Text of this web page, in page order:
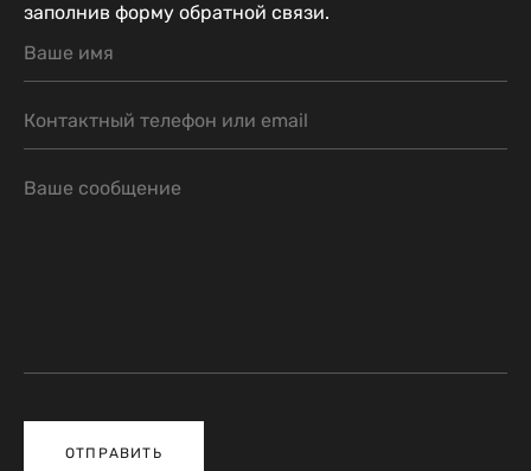
заполнив форму обратной связи.
ОТПРАВИТЬ